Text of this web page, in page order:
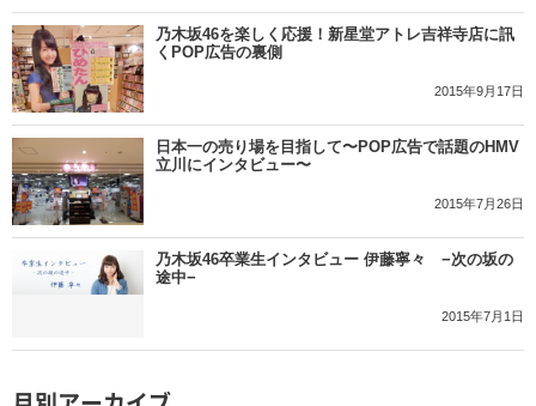
乃木坂46を楽しく応援！新星堂アトレ吉祥寺店に訊
くPOP広告の裏側
2015年9月17日
日本一の売り場を目指して〜POP広告で話題のHMV
立川にインタビュー〜
2015年7月26日
乃木坂46卒業生インタビュー 伊藤寧々 −次の坂の
途中−
2015年7月1日